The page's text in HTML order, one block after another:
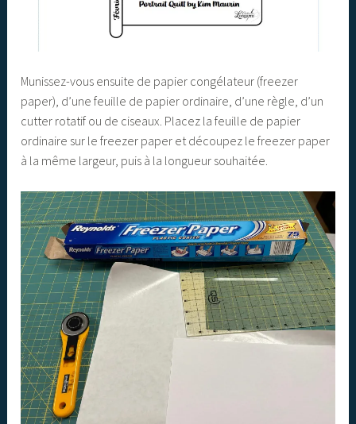
Munissez-vous ensuite de papier congélateur (freezer
paper), d’une feuille de papier ordinaire, d’une règle, d’un
cutter rotatif ou de ciseaux. Placez la feuille de papier
ordinaire sur le freezer paper et découpez le freezer paper
à la même largeur, puis à la longueur souhaitée.